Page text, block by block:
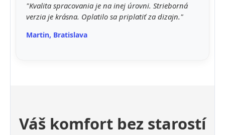
"Kvalita spracovania je na inej úrovni. Strieborná
verzia je krásna. Oplatilo sa priplatiť za dizajn."
Martin, Bratislava
Váš komfort bez starostí